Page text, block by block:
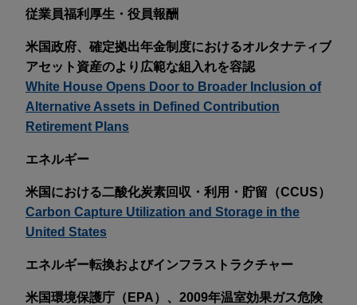
従業員福利厚生・役員報酬
米国政府、確定拠出年金制度におけるオルタナティブ
アセット資産のより広範な組入れを容認
White House Opens Door to Broader Inclusion of
Alternative Assets in Defined Contribution
Retirement Plans
エネルギー
米国における二酸化炭素回収・利用・貯留（CCUS）
Carbon Capture Utilization and Storage in the
United States
エネルギー転換およびインフラストラクチャー
米国環境保護庁（EPA）、2009年温室効果ガス危険